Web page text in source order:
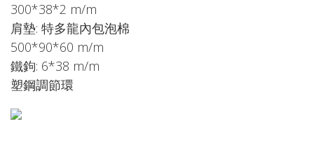
300*38*2 m/m
肩墊: 特多龍內包泡棉
500*90*60 m/m
鐵鉤: 6*38 m/m
塑鋼調節環